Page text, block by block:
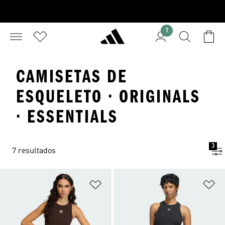
1
CAMISETAS DE
ESQUELETO · ORIGINALS
· ESSENTIALS
7 resultados
3
Añadir a la lista de deseos